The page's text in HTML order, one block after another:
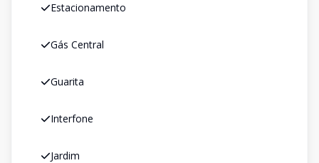
Estacionamento
Gás Central
Guarita
Interfone
Jardim